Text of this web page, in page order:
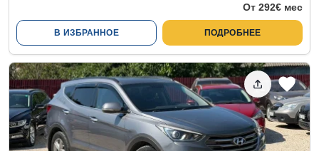
От 292€ мес
В ИЗБРАННОЕ ПОДРОБНЕЕ